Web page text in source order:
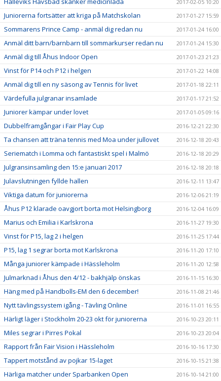
2017-02-05 10:20
Juniorerna fortsätter att kriga på Matchskolan 2017-01-27 15:59
Sommarens Prince Camp - anmäl dig redan nu 2017-01-24 16:00
Anmäl ditt barn/barnbarn till sommarkurser redan nu 2017-01-24 15:30
Anmäl dig till Åhus Indoor Open 2017-01-23 21:23
Vinst för P14 och P12 i helgen 2017-01-22 14:08
Anmäl dig till en ny säsong av Tennis för livet 2017-01-18 22:11
Värdefulla julgranar insamlade 2017-01-17 21:52
Juniorer kämpar under lovet 2017-01-05 09:16
Dubbelframgångar i Fair Play Cup 2016-12-21 22:30
Ta chansen att träna tennis med Moa under jullovet 2016-12-18 20:43
Seriematch i Lomma och fantastiskt spel i Malmö 2016-12-18 20:29
Julgransinsamling den 15:e januari 2017 2016-12-18 20:18
Julavslutningen fyllde hallen 2016-12-11 13:47
Viktiga datum för juniorerna 2016-12-06 21:19
Åhus P12 klarade oavgjort borta mot Helsingborg 2016-12-04 16:09
Marius och Emilia i Karlskrona 2016-11-27 19:30
Vinst för P15, lag 2 i helgen 2016-11-25 17:44
P15, lag 1 segrar borta mot Karlskrona 2016-11-20 17:10
Många juniorer kämpade i Hässleholm 2016-11-20 12:58
Julmarknad i Åhus den 4/12 - bakhjälp önskas 2016-11-15 16:30
Häng med på Handbolls-EM den 6 december! 2016-11-08 21:46
Nytt tävlingssystem igång - Tävling Online 2016-11-01 16:55
Härligt läger i Stockholm 20-23 okt för juniorerna 2016-10-23 20:11
Miles segrar i Pirres Pokal 2016-10-23 20:04
Rapport från Fair Vision i Hässleholm 2016-10-16 17:30
Tappert motstånd av pojkar 15-laget 2016-10-15 21:38
Härliga matcher under Sparbanken Open 2016-10-14 21:00